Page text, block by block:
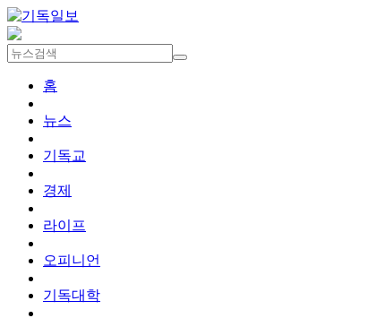
홈
뉴스
기독교
경제
라이프
오피니언
기독대학